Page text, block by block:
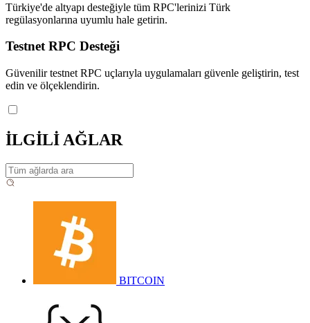
Türkiye'de altyapı desteğiyle tüm RPC'lerinizi Türk
regülasyonlarına uyumlu hale getirin.
Testnet RPC Desteği
Güvenilir testnet RPC uçlarıyla uygulamaları güvenle geliştirin, test
edin ve ölçeklendirin.
İLGİLİ AĞLAR
BITCOIN